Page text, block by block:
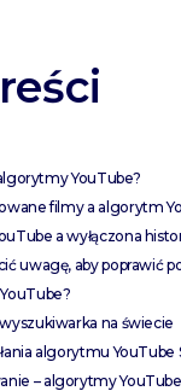
YouTube?
filmy a algorytm
a wyłączona
uwagę, aby poprawić
na świecie
algorytmu YouTube
– algorytmy